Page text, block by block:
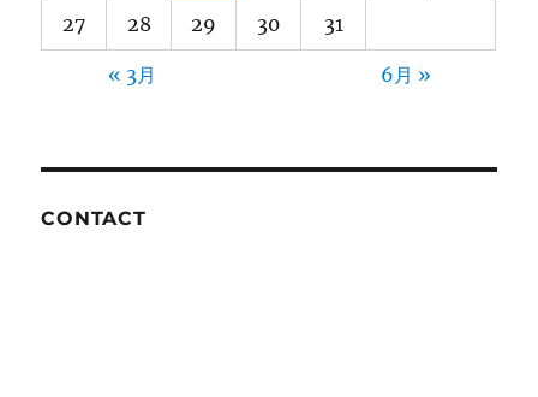
27 28 29 30 31
« 3月 6月 »
CONTACT